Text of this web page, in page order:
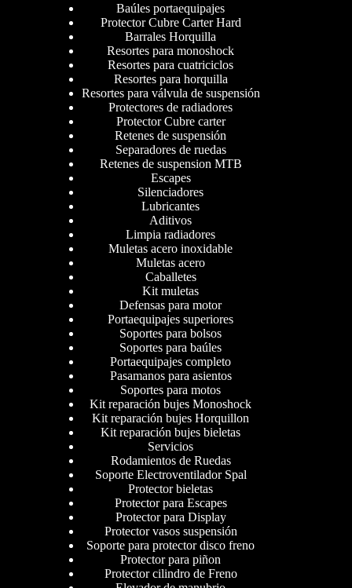
Baúles portaequipajes
Protector Cubre Carter Hard
Barrales Horquilla
Resortes para monoshock
Resortes para cuatriciclos
Resortes para horquilla
Resortes para válvula de suspensión
Protectores de radiadores
Protector Cubre carter
Retenes de suspensión
Separadores de ruedas
Retenes de suspension MTB
Escapes
Silenciadores
Lubricantes
Aditivos
Limpia radiadores
Muletas acero inoxidable
Muletas acero
Caballetes
Kit muletas
Defensas para motor
Portaequipajes superiores
Soportes para bolsos
Soportes para baúles
Portaequipajes completo
Pasamanos para asientos
Soportes para motos
Kit reparación bujes Monoshock
Kit reparación bujes Horquillon
Kit reparación bujes bieletas
Servicios
Rodamientos de Ruedas
Soporte Electroventilador Spal
Protector bieletas
Protector para Escapes
Protector para Display
Protector vasos suspensión
Soporte para protector disco freno
Protector para piñon
Protector cilindro de Freno